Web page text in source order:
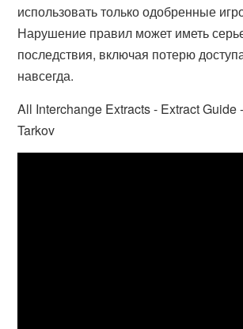
использовать только одобренные
Нарушение правил может иметь
последствия, включая потерю
навсегда.
All Interchange Extracts - Extract Guide
Tarkov